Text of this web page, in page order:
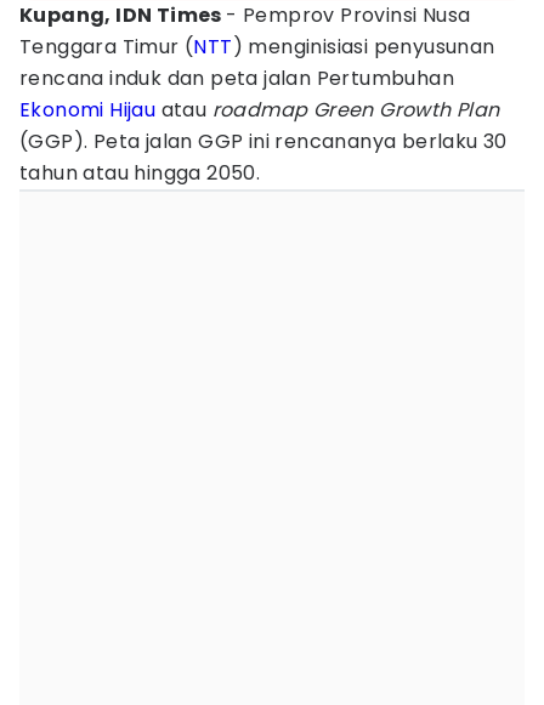
Kupang, IDN Times - Pemprov Provinsi Nusa
Tenggara Timur (NTT) menginisiasi penyusunan
rencana induk dan peta jalan Pertumbuhan
Ekonomi Hijau atau roadmap Green Growth Plan
(GGP). Peta jalan GGP ini rencananya berlaku 30
tahun atau hingga 2050.